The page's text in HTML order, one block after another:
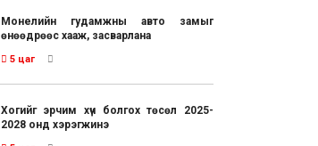
Монелийн гудамжны авто замыг
өнөөдрөөс хааж, засварлана
5 цаг
Хогийг эрчим хүч болгох төсөл 2025-
2028 онд хэрэгжинэ